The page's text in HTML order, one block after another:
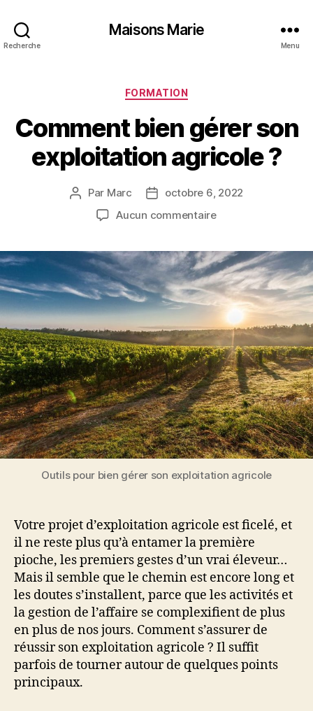
Recherche
Maisons Marie
Menu
Catégories
FORMATION
Comment bien gérer son
exploitation agricole ?
Auteur
l’article
Par Marc
Dateoctobre 6, 2022
Aucun commentairesur
gérer
son
exploitation
agricole
?
Outils pour bien gérer son exploitation agricole
Votre projet d’exploitation agricole est ficelé, et
il ne reste plus qu’à entamer la première
pioche, les premiers gestes d’un vrai éleveur…
Mais il semble que le chemin est encore long et
les doutes s’installent, parce que les activités et
la gestion de l’affaire se complexifient de plus
en plus de nos jours. Comment s’assurer de
réussir son exploitation agricole ? Il suffit
parfois de tourner autour de quelques points
principaux.